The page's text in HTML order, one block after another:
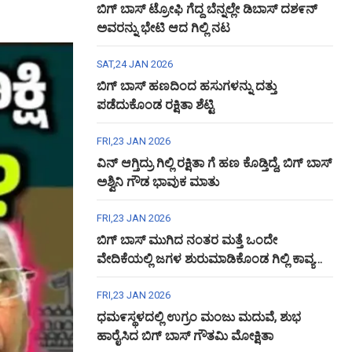
ಬಿಗ್ ಬಾಸ್ ಟ್ರೋಫಿ ಗೆದ್ದ ಬೆನ್ನಲ್ಲೇ ಡಿಬಾಸ್ ದಶ೯ನ್
ಅವರನ್ನು ಭೇಟಿ ಆದ ಗಿಲ್ಲಿ ನಟ
SAT,24 JAN 2026
ಬಿಗ್ ಬಾಸ್ ಹಣದಿಂದ ಹಸುಗಳನ್ನು ದತ್ತು
ಪಡೆದುಕೊಂಡ ರಕ್ಷಿತಾ ಶೆಟ್ಟಿ
FRI,23 JAN 2026
ವಿನ್ ಆಗ್ತಿದ್ರು ಗಿಲ್ಲಿ ರಕ್ಷಿತಾ ಗೆ ಹಣ ಕೊಡ್ತಿದ್ದೆ, ಬಿಗ್ ಬಾಸ್
ಅಶ್ವಿನಿ ಗೌಡ ಭಾವುಕ ಮಾತು
FRI,23 JAN 2026
ಬಿಗ್ ಬಾಸ್ ಮುಗಿದ ನಂತರ ಮತ್ತೆ ಒಂದೇ
ವೇದಿಕೆಯಲ್ಲಿ ಜಗಳ ಶುರುಮಾಡಿಕೊಂಡ ಗಿಲ್ಲಿ ಕಾವ್ಯ
ಅಶ್ವಿನಿ ಗೌಡ
FRI,23 JAN 2026
ಧಮ೯ಸ್ಥಳದಲ್ಲಿ ಉಗ್ರಂ ಮಂಜು ಮದುವೆ, ಶುಭ
ಹಾರೈಸಿದ ಬಿಗ್ ಬಾಸ್ ಗೌತಮಿ ಮೋಕ್ಷಿತಾ